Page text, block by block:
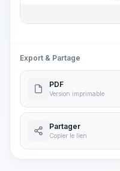
Export & Partage
PDF
Version imprimable
Partager
Copier le lien